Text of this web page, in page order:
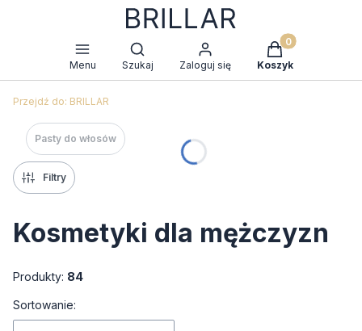
Menu
Otwórz wyszukiwarkę
Szukaj Zaloguj się
Produkty w
Koszyk
Przejdź do: BRILLAR
Pasty do włosów
Filtry
Kosmetyki dla mężczyzn
Produkty: 84
Lista produktów
Sortowanie: